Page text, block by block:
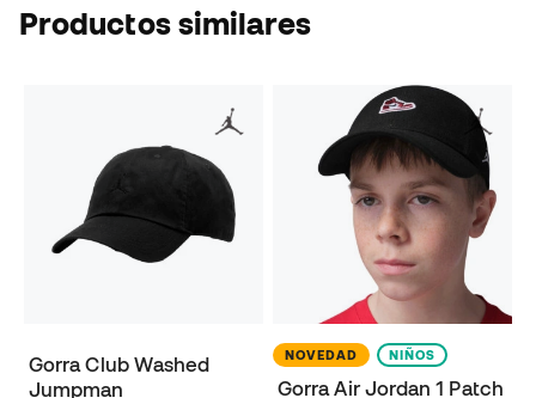
Productos similares
Gorra Club Washed
Jumpman
NOVEDAD NIÑOS
Gorra Air Jordan 1 Patch